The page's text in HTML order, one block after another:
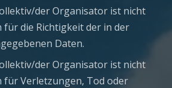
der Organisator ist nicht
die Richtigkeit der in der
Daten.
der Organisator ist nicht
Verletzungen, Tod oder